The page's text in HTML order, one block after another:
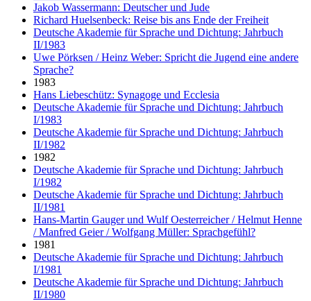
Jakob Wassermann: Deutscher und Jude
Richard Huelsenbeck: Reise bis ans Ende der Freiheit
Deutsche Akademie für Sprache und Dichtung: Jahrbuch
II/1983
Uwe Pörksen / Heinz Weber: Spricht die Jugend eine andere
Sprache?
1983
Hans Liebeschütz: Synagoge und Ecclesia
Deutsche Akademie für Sprache und Dichtung: Jahrbuch
I/1983
Deutsche Akademie für Sprache und Dichtung: Jahrbuch
II/1982
1982
Deutsche Akademie für Sprache und Dichtung: Jahrbuch
I/1982
Deutsche Akademie für Sprache und Dichtung: Jahrbuch
II/1981
Hans-Martin Gauger und Wulf Oesterreicher / Helmut Henne
/ Manfred Geier / Wolfgang Müller: Sprachgefühl?
1981
Deutsche Akademie für Sprache und Dichtung: Jahrbuch
I/1981
Deutsche Akademie für Sprache und Dichtung: Jahrbuch
II/1980